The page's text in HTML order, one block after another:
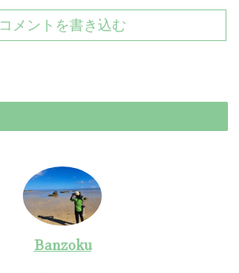
コメントを書き込む
Banzoku